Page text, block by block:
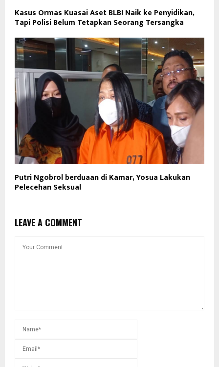
Kasus Ormas Kuasai Aset BLBI Naik ke Penyidikan,
Tapi Polisi Belum Tetapkan Seorang Tersangka
Putri Ngobrol berduaan di Kamar, Yosua Lakukan
Pelecehan Seksual
LEAVE A COMMENT